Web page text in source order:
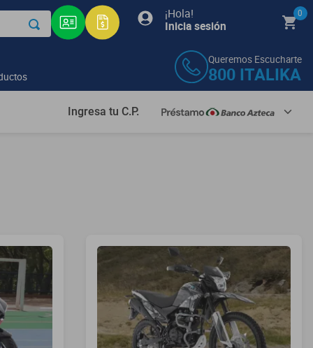
¡Hola!
Inicia sesión
0
Queremos Escucharte
800 ITALIKA
Ingresa tu C.P.